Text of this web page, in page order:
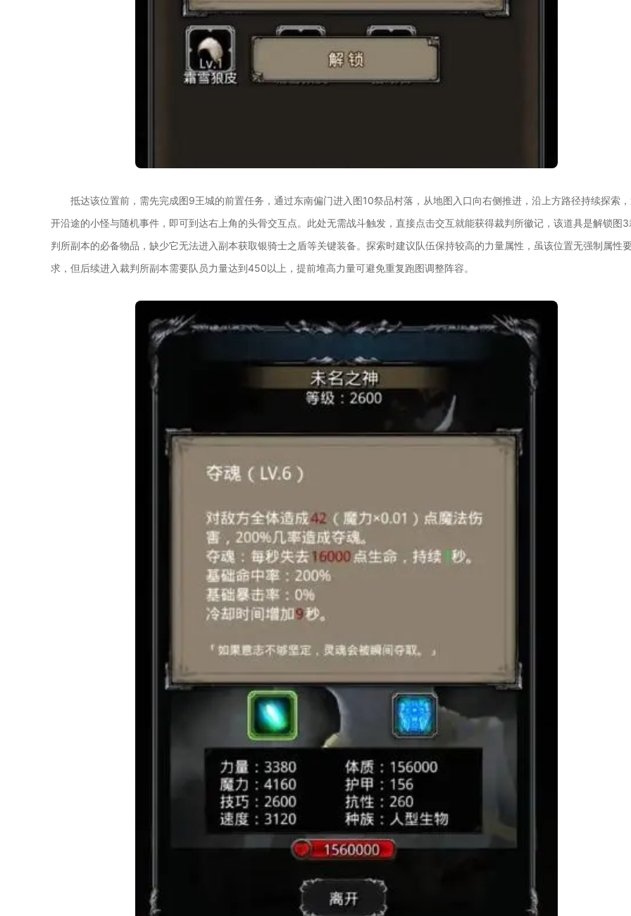
抵达该位置前，需先完成图9王城的前置任务，通过东南偏门进入图10祭品村落，从地图入口向右侧推进，沿上方路径持续探索
开沿途的小怪与随机事件，即可到达右上角的头骨交互点。此处无需战斗触发，直接点击交互就能获得裁判所徽记，该道具是解锁图3
判所副本的必备物品，缺少它无法进入副本获取银骑士之盾等关键装备。探索时建议队伍保持较高的力量属性，虽该位置无强制属性
求，但后续进入裁判所副本需要队员力量达到450以上，提前堆高力量可避免重复跑图调整阵容。